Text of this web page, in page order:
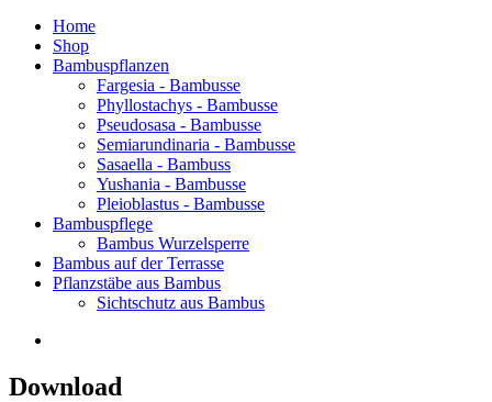
Home
Shop
Bambuspflanzen
Fargesia - Bambusse
Phyllostachys - Bambusse
Pseudosasa - Bambusse
Semiarundinaria - Bambusse
Sasaella - Bambuss
Yushania - Bambusse
Pleioblastus - Bambusse
Bambuspflege
Bambus Wurzelsperre
Bambus auf der Terrasse
Pflanzstäbe aus Bambus
Sichtschutz aus Bambus
Download